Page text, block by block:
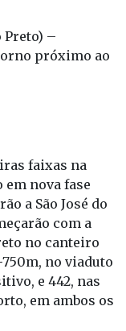
Preto) –
próximo ao
faixas na
nova fase
a São José do
com a
no canteiro
no viaduto
e 442, nas
em ambos os